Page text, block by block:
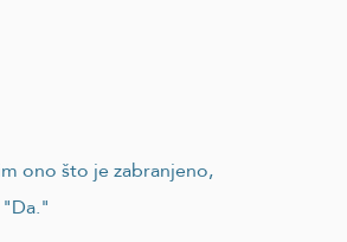
ono što je zabranjeno,